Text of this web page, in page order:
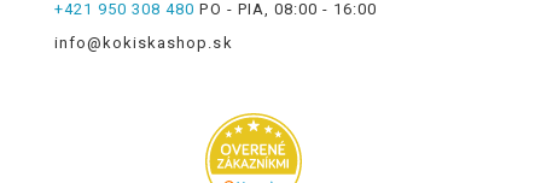
+421 950 308 480 PO - PIA, 08:00 - 16:00
info@kokiskashop.sk